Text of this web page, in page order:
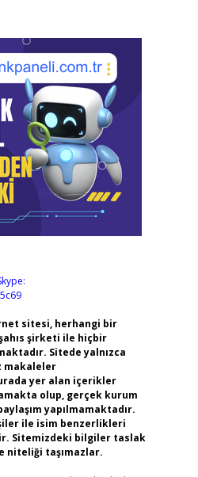
sitesi, herhangi bir
şirketi ile hiçbir
Sitede yalnızca
makaleler
yer alan içerikler
olup, gerçek kurum
yapılmamaktadır.
ile isim benzerlikleri
Sitemizdeki bilgiler taslak
niteliği taşımazlar.